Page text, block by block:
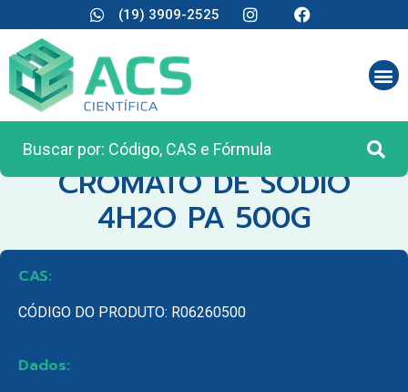
(19) 3909-2525
CATEGORIA:REAGENTES ANALÍTICOS
CROMATO DE SODIO
4H2O PA 500G
CAS:
CÓDIGO DO PRODUTO: R06260500
Dados: